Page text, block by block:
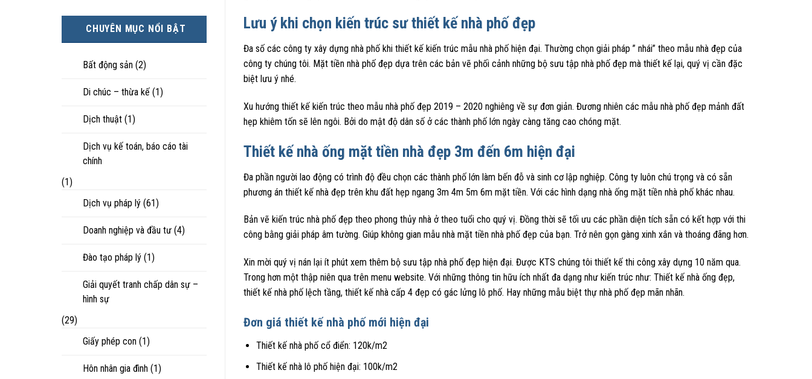
con
Góc
nhìn
tài
chấp
CHUYÊN MỤC NỔI BẬT
Bất động sản (2)
Di chúc – thừa kế (1)
Dịch thuật (1)
Dịch vụ kế toán, báo cáo tài
chính
(1)
Dịch vụ pháp lý (61)
Doanh nghiệp và đầu tư (4)
Đào tạo pháp lý (1)
Giải quyết tranh chấp dân sự –
hình sự
(29)
Giấy phép con (1)
Hôn nhân gia đình (1)
Lưu ý khi chọn kiến trúc sư thiết kế nhà phố đẹp
Đa số các công ty xây dựng nhà phố khi thiết kế kiến trúc mẫu nhà phố hiện đại. Thường chọn giải pháp ” nhái” theo mẫu nhà đẹp của
công ty chúng tôi. Mặt tiền nhà phố đẹp dựa trên các bản vẽ phối cảnh những bộ sưu tập nhà phố đẹp mà thiết kế lại, quý vị cần đặc
biệt lưu ý nhé.
Xu hướng thiết kế kiến trúc theo mẫu nhà phố đẹp 2019 – 2020 nghiêng về sự đơn giản. Đương nhiên các mẫu nhà phố đẹp mảnh đất
hẹp khiêm tốn sẽ lên ngôi. Bởi do mật độ dân số ở các thành phố lớn ngày càng tăng cao chóng mặt.
Thiết kế nhà ống mặt tiền nhà đẹp 3m đến 6m hiện đại
Đa phần người lao động có trình độ đều chọn các thành phố lớn làm bến đỗ và sinh cơ lập nghiệp. Công ty luôn chú trọng và có sẵn
phương án thiết kế nhà đẹp trên khu đất hẹp ngang 3m 4m 5m 6m mặt tiền. Với các hình dạng nhà ống mặt tiền nhà phố khác nhau.
Bản vẽ kiến trúc nhà phố đẹp theo phong thủy nhà ở theo tuổi cho quý vị. Đồng thời sẽ tối ưu các phần diện tích sẵn có kết hợp với thi
công bằng giải pháp âm tường. Giúp không gian mẫu nhà mặt tiền nhà phố đẹp của bạn. Trở nên gọn gàng xinh xắn và thoáng đãng hơn.
Xin mời quý vị nán lại ít phút xem thêm bộ sưu tập nhà phố đẹp hiện đại. Được KTS chúng tôi thiết kế thi công xây dựng 10 năm qua.
Trong hơn một thập niên qua trên menu website. Với những thông tin hữu ích nhất đa dạng như kiến trúc như: Thiết kế nhà ống đẹp,
thiết kế nhà phố lệch tầng, thiết kế nhà cấp 4 đẹp có gác lửng lô phố. Hay những mẫu biệt thự nhà phố đẹp mãn nhãn.
Đơn giá thiết kế nhà phố mới hiện đại
Thiết kế nhà phố cổ điển: 120k/m2
Thiết kế nhà lô phố hiện đại: 100k/m2